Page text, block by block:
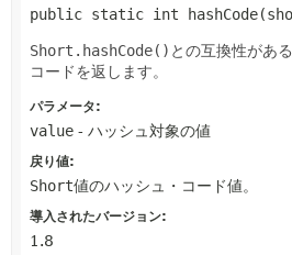
public static int hashCode
Short.hashCode() との互換性がある
コードを返します。
パラメータ:
value - ハッシュ対象の値
戻り値:
Short値のハッシュ・コード値。
導入されたバージョン:
1.8